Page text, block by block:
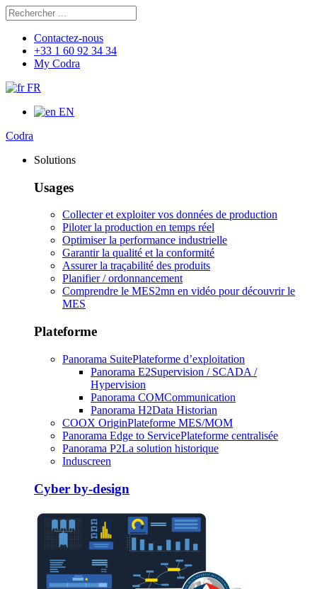
Rechercher
Contactez-nous
+33 1 60 92 34 34
My Codra
FR
EN
Codra
Solutions
Usages
Collecter et exploiter vos données de production
Piloter la production en temps réel
Optimiser la performance industrielle
Garantir la qualité et la conformité
Assurer la traçabilité des produits
Planifier / ordonnancement
Comprendre le MES2mn en vidéo pour découvrir le
MES
Plateforme
Panorama SuitePlateforme d’exploitation
Panorama E2Supervision / SCADA /
Hypervision
Panorama COMCommunication
Panorama H2Data Historian
COOX OriginPlateforme MES/MOM
Panorama Edge to ServicePlateforme centralisée
Panorama P2La solution historique
Induscreen
Cyber by-design